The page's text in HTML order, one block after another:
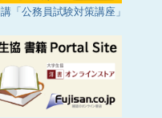
「公務員試験対策講座」